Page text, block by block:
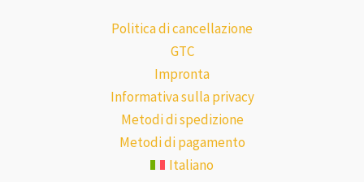
Politica di cancellazione
GTC
Impronta
Informativa sulla privacy
Metodi di spedizione
Metodi di pagamento
Italiano